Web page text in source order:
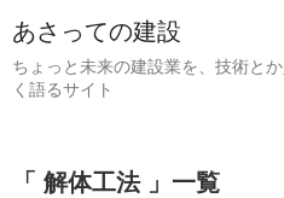
あさっての建設
ちょっと未来の建設業を、技術と
く語るサイト
「 解体工法 」一覧